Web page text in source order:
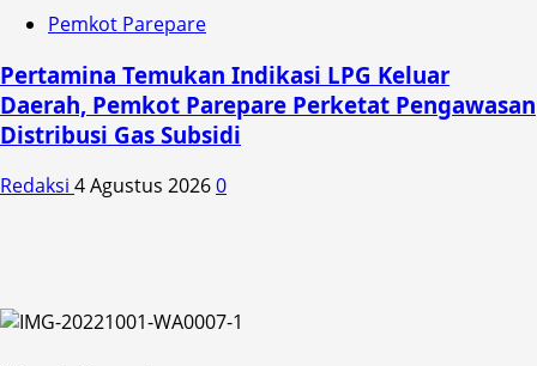
Pemkot Parepare
Pertamina Temukan Indikasi LPG Keluar
Daerah, Pemkot Parepare Perketat Pengawasan
Distribusi Gas Subsidi
Redaksi 4 Agustus 20260